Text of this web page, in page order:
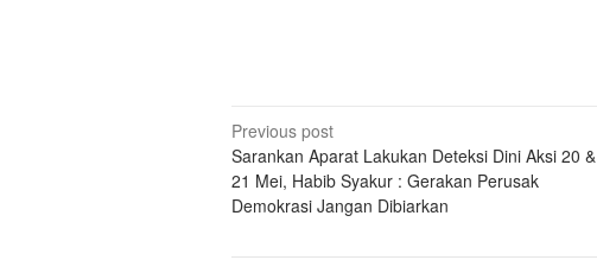
Post
navigation
Previous post
Sarankan Aparat Lakukan Deteksi Dini Aksi 20 &
21 Mei, Habib Syakur : Gerakan Perusak
Demokrasi Jangan Dibiarkan